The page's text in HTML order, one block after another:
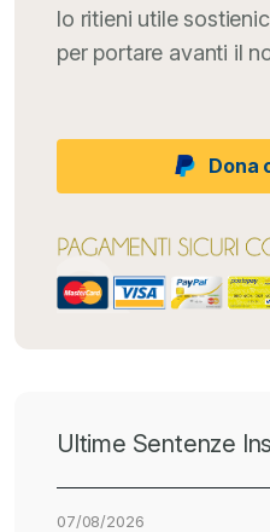
lo ritieni utile
per portare avanti il
Dona
Ultime Sentenze
07/08/2026